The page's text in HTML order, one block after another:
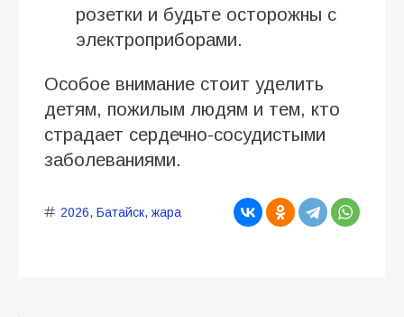
розетки и будьте осторожны с
электроприборами.
Особое внимание стоит уделить
детям, пожилым людям и тем, кто
страдает сердечно-сосудистыми
заболеваниями.
2026, Батайск, жара